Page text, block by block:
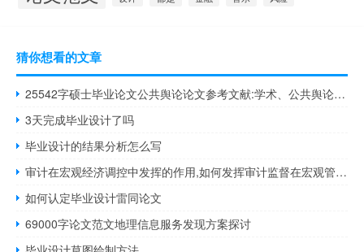
猜你想看的文章
25542字硕士毕业论文公共舆论论文参考文献:学术、公共舆论与政治
3天完成毕业设计了吗
毕业设计的结果分析怎么写
审计在宏观经济调控中发挥的作用,如何发挥审计监督在宏观管理中的作用
如何认定毕业设计雷同论文
69000字论文范文地理信息服务发现方案探讨